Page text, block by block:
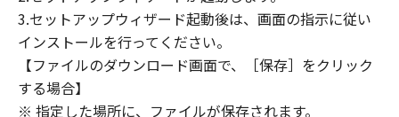
し、下記(2)または(3)により終了されるまで有
効に存続します。
(2) お客様は、「本ソフトウェア」およびその
複製物のすべてを廃棄および消去することによ
り、本契約書を終了させることができます。
3.セットアップウィザード起動後は、画面の指示に従い
インストールを行ってください。
【ファイルのダウンロード画面で、［保存］をクリック
する場合】
※ 指定した場所に、ファイルが保存されます。